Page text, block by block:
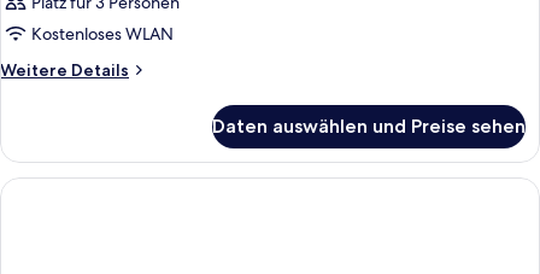
Kostenloses WLAN
Weitere Details
Weitere
Daten auswählen und Preise sehen